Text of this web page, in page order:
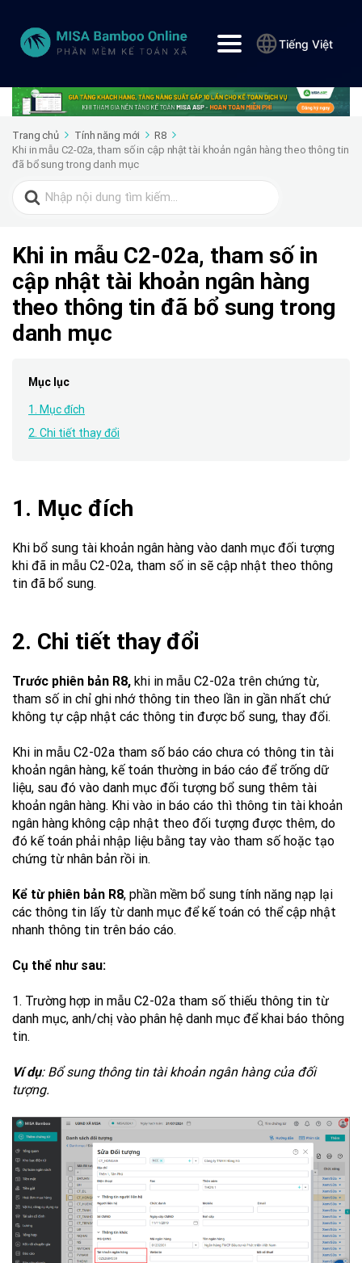
Tiếng Việt
Trang chủ Tính năng mới
R8
Khi in mẫu C2-02a, tham số in cập nhật tài khoản ngân hàng theo thông tin
đã bổ sung trong danh mục
Search
for:
Khi in mẫu C2-02a, tham số in
cập nhật tài khoản ngân hàng
theo thông tin đã bổ sung trong
danh mục
Mục lục
1. Mục đích
2. Chi tiết thay đổi
1. Mục đích
Khi bổ sung tài khoản ngân hàng vào danh mục đối tượng
khi đã in mẫu C2-02a, tham số in sẽ cập nhật theo thông
tin đã bổ sung.
2. Chi tiết thay đổi
Trước phiên bản R8, khi in mẫu C2-02a trên chứng từ,
tham số in chỉ ghi nhớ thông tin theo lần in gần nhất chứ
không tự cập nhật các thông tin được bổ sung, thay đổi.
Khi in mẫu C2-02a tham số báo cáo chưa có thông tin tài
khoản ngân hàng, kế toán thường in báo cáo để trống dữ
liệu, sau đó vào danh mục đối tượng bổ sung thêm tài
khoản ngân hàng. Khi vào in báo cáo thì thông tin tài khoản
ngân hàng không cập nhật theo đối tượng được thêm, do
đó kế toán phải nhập liệu bằng tay vào tham số hoặc tạo
chứng từ nhân bản rồi in.
Kể từ phiên bản R8, phần mềm bổ sung tính năng nạp lại
các thông tin lấy từ danh mục để kế toán có thể cập nhật
nhanh thông tin trên báo cáo.
Cụ thể như sau:
1. Trường hợp in mẫu C2-02a tham số thiếu thông tin từ
danh mục, anh/chị vào phân hệ danh mục để khai báo thông
tin.
Ví dụ: Bổ sung thông tin tài khoản ngân hàng của đối
tượng.